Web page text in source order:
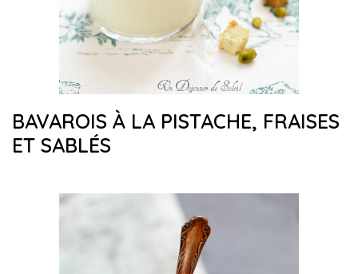
BAVAROIS À LA PISTACHE, FRAISES
ET SABLÉS